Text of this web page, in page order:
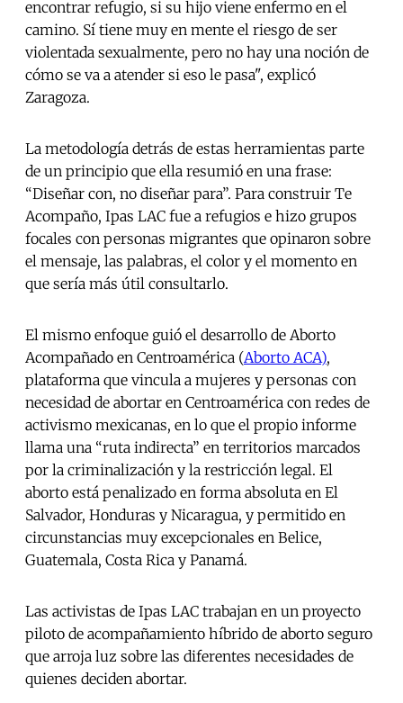
encontrar refugio, si su hijo viene enfermo en el
camino. Sí tiene muy en mente el riesgo de ser
violentada sexualmente, pero no hay una noción de
cómo se va a atender si eso le pasa", explicó
Zaragoza.
La metodología detrás de estas herramientas parte
de un principio que ella resumió en una frase:
“Diseñar con, no diseñar para”. Para construir Te
Acompaño, Ipas LAC fue a refugios e hizo grupos
focales con personas migrantes que opinaron sobre
el mensaje, las palabras, el color y el momento en
que sería más útil consultarlo.
El mismo enfoque guió el desarrollo de Aborto
Acompañado en Centroamérica (Aborto ACA),
plataforma que vincula a mujeres y personas con
necesidad de abortar en Centroamérica con redes de
activismo mexicanas, en lo que el propio informe
llama una “ruta indirecta” en territorios marcados
por la criminalización y la restricción legal. El
aborto está penalizado en forma absoluta en El
Salvador, Honduras y Nicaragua, y permitido en
circunstancias muy excepcionales en Belice,
Guatemala, Costa Rica y Panamá.
Las activistas de Ipas LAC trabajan en un proyecto
piloto de acompañamiento híbrido de aborto seguro
que arroja luz sobre las diferentes necesidades de
quienes deciden abortar.